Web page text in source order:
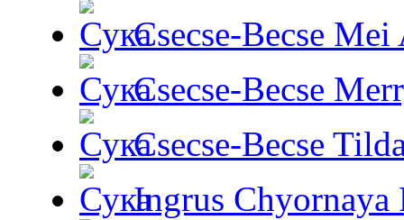
Csecse-Becse Mei
Csecse-Becse
Csecse-Becse
Ingrus Chyornaya